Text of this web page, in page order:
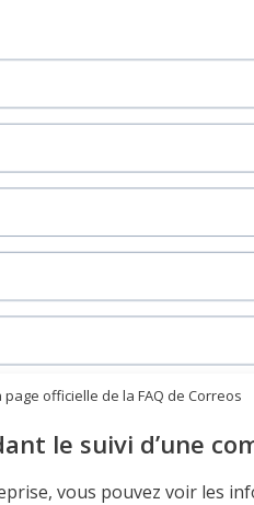
page officielle de la FAQ de Correos
le suivi d’une
vous pouvez voir les